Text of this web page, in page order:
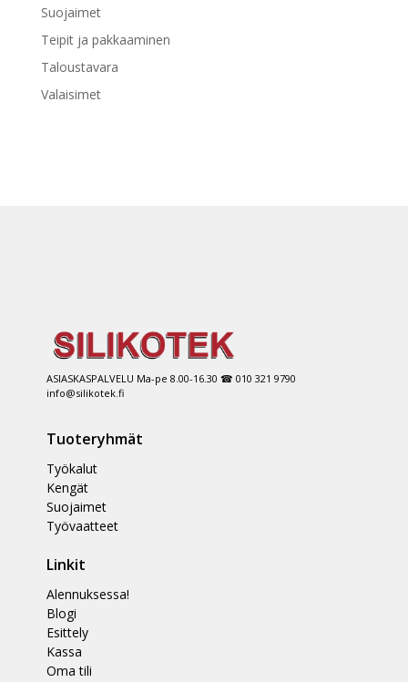
Suojaimet
Teipit ja pakkaaminen
Taloustavara
Valaisimet
ASIASKASPALVELU Ma-pe 8.00-16.30 ☎ 010 321 9790
info@silikotek.fi
Tuoteryhmät
Työkalut
Kengät
Suojaimet
Työvaatteet
Linkit
Alennuksessa!
Blogi
Esittely
Kassa
Oma tili